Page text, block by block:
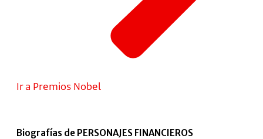
Ir a Premios Nobel
Biografías de PERSONAJES FINANCIEROS